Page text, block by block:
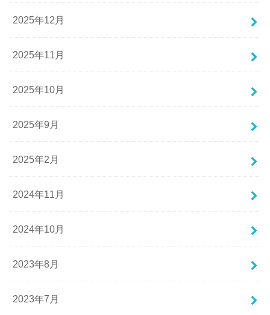
2025年12月
2025年11月
2025年10月
2025年9月
2025年2月
2024年11月
2024年10月
2023年8月
2023年7月